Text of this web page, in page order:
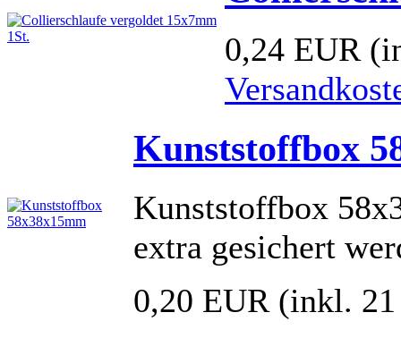
0,24 EUR
Kunststoffbox
Kunststoffbox
extra gesichert
0,20 EUR (inkl.